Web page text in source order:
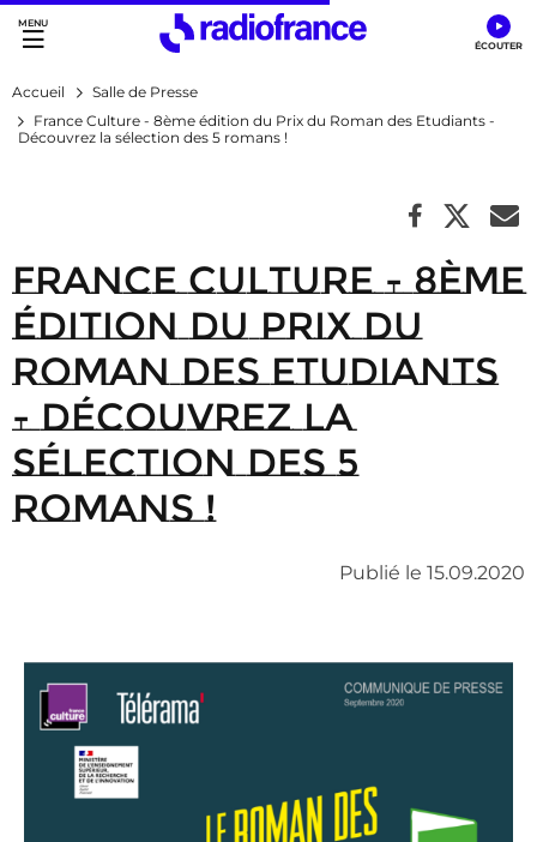
Accès direct :
Menu principal
Contenu
Accueil
Salle de Presse
France Culture - 8ème édition du Prix du Roman des Etudiants -
Découvrez la sélection des 5 romans !
France Culture - 8ème
édition du Prix du
Roman des Etudiants
- Découvrez la
sélection des 5
romans !
Publié le 15.09.2020